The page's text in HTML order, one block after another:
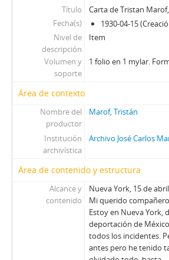
Título
Carta de Tristan
Fecha(s)
1930-04-15
Nivel de
descripción
Item
Volumen y
soporte
1 folio en 1 mylar.
Área de contexto
Nombre del
productor
Marof, Tristán
Institución
archivística
Archivo José Carlos
Área de contenido y estructura
Alcance y
contenido
Nueva York, 15 de
Mi querido
Estoy en Nueva York,
deportación de
todos los incidentes.
antes pero he tenido